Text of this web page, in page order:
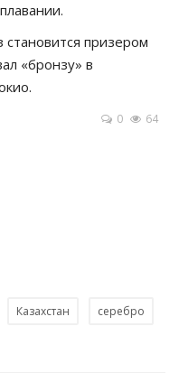
призером
«бронзу» в
0 64
Казахстан серебро